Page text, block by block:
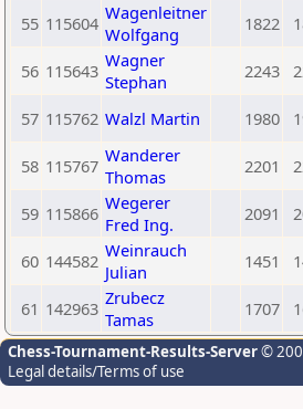
55 115604 Wagenleitner
Wolfgang
1822
56 115643 Wagner
Stephan
2243
57 115762 Walzl Martin 1980
58 115767 Wanderer
Thomas
2201
59 115866 Wegerer
Fred Ing.
2091
60 144582 Weinrauch
Julian
1451
61 142963 Zrubecz
Tamas
1707
Chess-Tournament-Results-Server©
Legal details/Terms of use